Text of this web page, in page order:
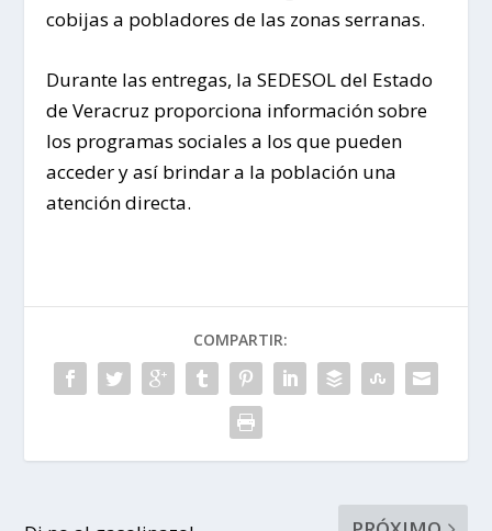
cobijas a pobladores de las zonas serranas.
Durante las entregas, la SEDESOL del Estado
de Veracruz proporciona información sobre
los programas sociales a los que pueden
acceder y así brindar a la población una
atención directa.
COMPARTIR: